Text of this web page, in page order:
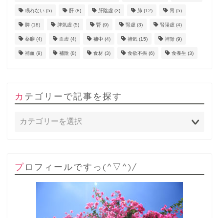
眠れない (5) 肝 (8) 肝陰虚 (3) 肺 (12) 胃 (5)
脾 (18) 脾気虚 (5) 腎 (9) 腎虚 (3) 腎陽虚 (4)
薬膳 (4) 血虚 (4) 補中 (4) 補気 (15) 補腎 (9)
補血 (9) 補陰 (8) 食材 (3) 食欲不振 (6) 食養生 (3)
カテゴリーで記事を探す
プロフィールですっ(^▽^)/